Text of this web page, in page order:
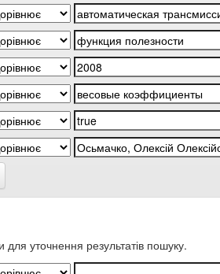
для уточнення результатів пошуку.